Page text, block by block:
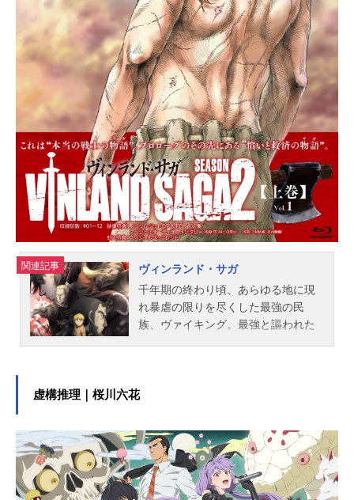
関連記事
ヴィンランド・サガ
千年期の終わり頃、あらゆる地に現
れ暴虐の限りを尽くした最強の民
族、ヴァイキング。最強と謳われた
巻き起こる、本当の戦士の物語（サ
送形態TVアニメスケジュール2019年
7月7日（日）～2019年12月29日
（日）NHK総合にて話数全24話キャ
ストトルフィン（幼少期）：石上静
虚構推理｜桜川六花